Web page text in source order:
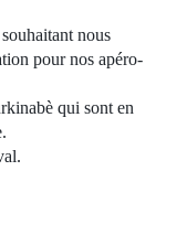
nous
pour nos apéro-
qui sont en